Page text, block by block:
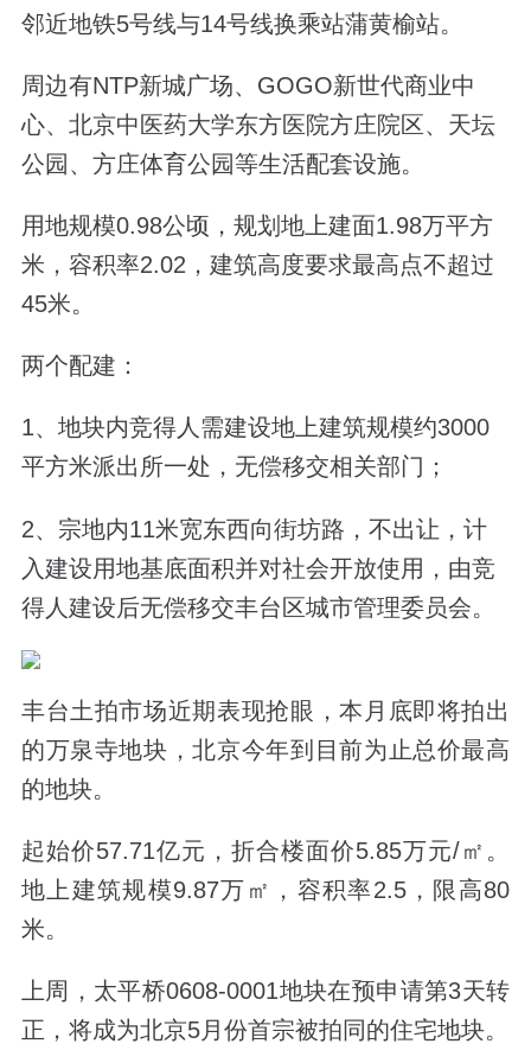
邻近地铁5号线与14号线换乘站蒲黄榆站。
周边有NTP新城广场、GOGO新世代商业中
心、北京中医药大学东方医院方庄院区、天坛
公园、方庄体育公园等生活配套设施。
用地规模0.98公顷，规划地上建面1.98万平方
米，容积率2.02，建筑高度要求最高点不超过
45米。
两个配建：
1、地块内竞得人需建设地上建筑规模约3000
平方米派出所一处，无偿移交相关部门；
2、宗地内11米宽东西向街坊路，不出让，计
入建设用地基底面积并对社会开放使用，由竞
得人建设后无偿移交丰台区城市管理委员会。
丰台土拍市场近期表现抢眼，本月底即将拍出
的万泉寺地块，北京今年到目前为止总价最高
的地块。
起始价57.71亿元，折合楼面价5.85万元/㎡。
地上建筑规模9.87万㎡，容积率2.5，限高80
米。
上周，太平桥0608-0001地块在预申请第3天转
正，将成为北京5月份首宗被拍同的住宅地块。